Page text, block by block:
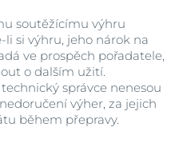
soutěžícímu výhru
si výhru, jeho nárok na
ve prospěch pořadatele,
o dalším užití.
správce nenesou
výher, za jejich
během přepravy.